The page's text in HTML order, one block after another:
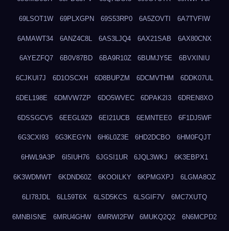
69LSOT1W 69PLXGPN 69S53RP0 6A5ZOVTI 6A7TVFIW
6AMAWT34 6ANZ4C8L 6AS3LJQ4 6AX21SAB 6AX80CNX
6AYEZFQ7 6B0V87BD 6BA9R10Z 6BUMJY5E 6BVXINIU
6CJKUI7J 6D1OSCXH 6D8BUPZM 6DCMVTHM 6DDK07UL
6DEL198E 6DMVW7ZP 6DO5WVEC 6DPAK2I3 6DREN8XO
6DSSGCV5 6EEGL9Z9 6EI21UCB 6EMNTEE0 6F1DJ5WF
6G3CXI93 6G3KEGYN 6H6L0Z3E 6HD2DCBO 6HM0FQJT
6HWL9A3P 6I5IUH76 6JGSI1UR 6JQL3WKJ 6K3EBPX1
6K3WDMWT 6KDND60Z 6KOOILKY 6KPMGXPJ 6LGMA8OZ
6LI78JDL 6LL59T6X 6LSD5KCS 6LSGIF7V 6MC7XUTQ
6MNBISNE 6MRU4GHW 6MRWI2FW 6MUKQ2Q2 6N6MCPD2